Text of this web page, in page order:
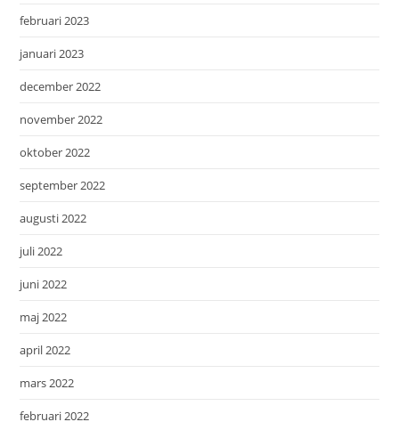
februari 2023
januari 2023
december 2022
november 2022
oktober 2022
september 2022
augusti 2022
juli 2022
juni 2022
maj 2022
april 2022
mars 2022
februari 2022